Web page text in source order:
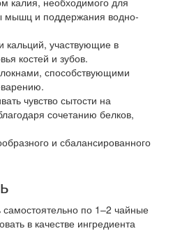
мышц и поддержания водно-
участвующие в
костей и зубов.
способствующими
чувство сытости на
сочетанию белков,
и сбалансированного
по 1–2 чайные
в качестве ингредиента